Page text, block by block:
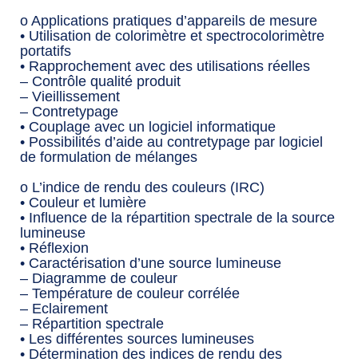
o Applications pratiques d’appareils de mesure
• Utilisation de colorimètre et spectrocolorimètre
portatifs
• Rapprochement avec des utilisations réelles
– Contrôle qualité produit
– Vieillissement
– Contretypage
• Couplage avec un logiciel informatique
• Possibilités d’aide au contretypage par logiciel
de formulation de mélanges
o L’indice de rendu des couleurs (IRC)
• Couleur et lumière
• Influence de la répartition spectrale de la source
lumineuse
• Réflexion
• Caractérisation d’une source lumineuse
– Diagramme de couleur
– Température de couleur corrélée
– Eclairement
– Répartition spectrale
• Les différentes sources lumineuses
• Détermination des indices de rendu des